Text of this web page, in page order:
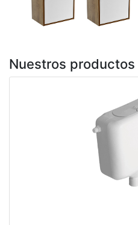
Nuestros productos